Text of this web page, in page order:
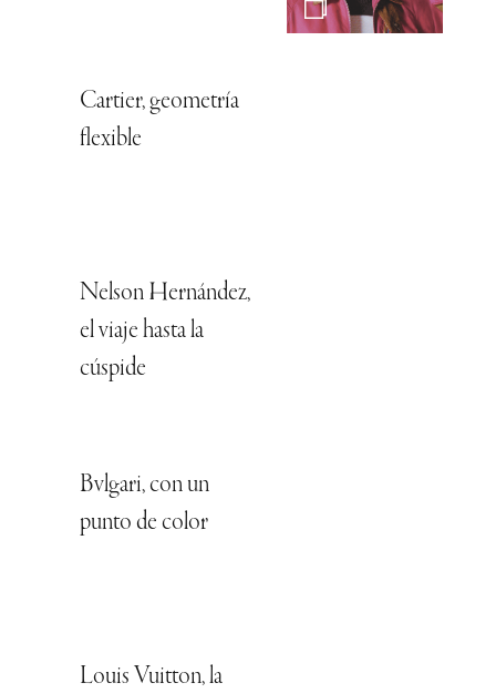
Cartier, geometría
flexible
Nelson Hernández,
el viaje hasta la
cúspide
Bvlgari, con un
punto de color
Louis Vuitton, la